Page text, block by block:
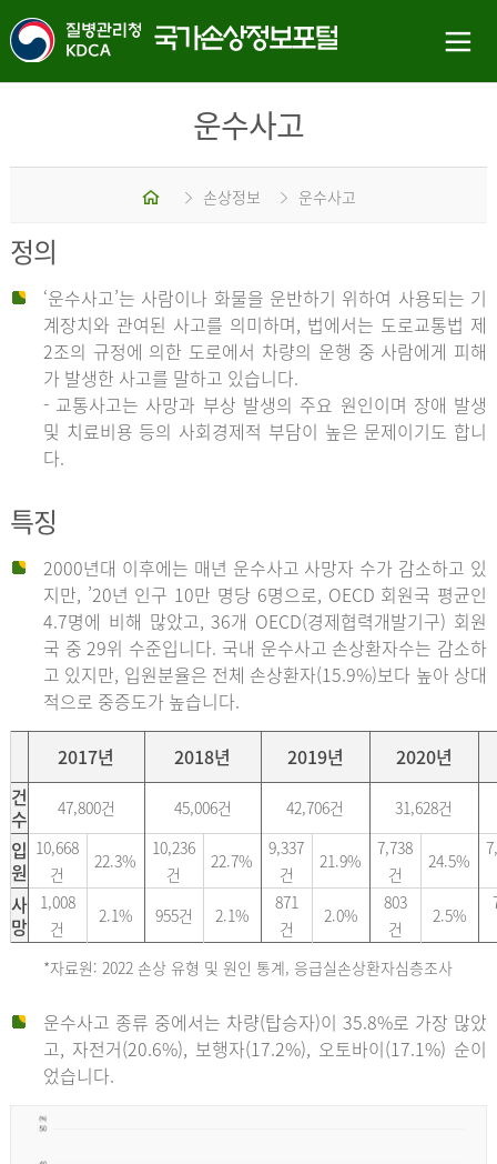
운수사고
홈 손상정보 운수사고
정의
‘운수사고’는 사람이나 화물을 운반하기 위하여 사용되는 기
계장치와 관여된 사고를 의미하며, 법에서는 도로교통법 제
2조의 규정에 의한 도로에서 차량의 운행 중 사람에게 피해
가 발생한 사고를 말하고 있습니다.
- 교통사고는 사망과 부상 발생의 주요 원인이며 장애 발생
및 치료비용 등의 사회경제적 부담이 높은 문제이기도 합니
다.
특징
2000년대 이후에는 매년 운수사고 사망자 수가 감소하고 있
지만, ’20년 인구 10만 명당 6명으로, OECD 회원국 평균인
4.7명에 비해 많았고, 36개 OECD(경제협력개발기구) 회원
국 중 29위 수준입니다. 국내 운수사고 손상환자수는 감소하
고 있지만, 입원분율은 전체 손상환자(15.9%)보다 높아 상대
적으로 중증도가 높습니다.
2017년 2018년 2019년
2020년
건
수
47,800건 45,006건 42,706건 31,628건
입
원
10,668
건
22.3%
10,236
건
22.7%
9,337
건
21.9%
7,738
건
24.5%
사
망
1,008
건
2.1% 955건 2.1%
871
건
2.0%
803
건
2.5%
*자료원: 2022 손상 유형 및 원인 통계, 응급실손상환자심층조사
운수사고 종류 중에서는 차량(탑승자)이 35.8%로 가장 많았
고, 자전거(20.6%), 보행자(17.2%), 오토바이(17.1%) 순이
었습니다.